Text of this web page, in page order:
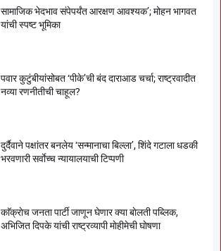
सामाजिक भेदभाव संपेपर्यंत आरक्षण आवश्यक’; मोहन भागवत
यांची स्पष्ट भूमिका
पवार कुटुंबीयांसोबत ‘पीके’ची बंद दाराआड चर्चा; राष्ट्रवादीत
नव्या रणनीतीची चाहूल?
दुर्दैवाने पक्षांतर बनलेय ‘सन्मानाचा बिल्ला’, शिंदे गटाला धडकी
भरवणारी सर्वाेच्च न्यायालयाची टिप्पणी
काॅक्राेच जनता पार्टी जाणून घेणार क्या बाेलती पब्लिक,
अभिजित दिपके यांची राष्ट्रव्यापी माेहीमेची घाेषणा